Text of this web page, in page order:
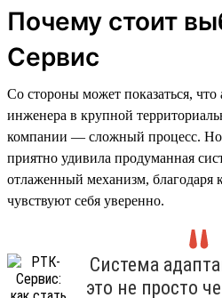
Почему стоит
Сервис
Со стороны может показаться, что
инженера в крупной
компании — сложный процесс.
приятно удивила продуманная
отлаженный механизм, благодаря
чувствуют себя уверенно.
Система
это не просто